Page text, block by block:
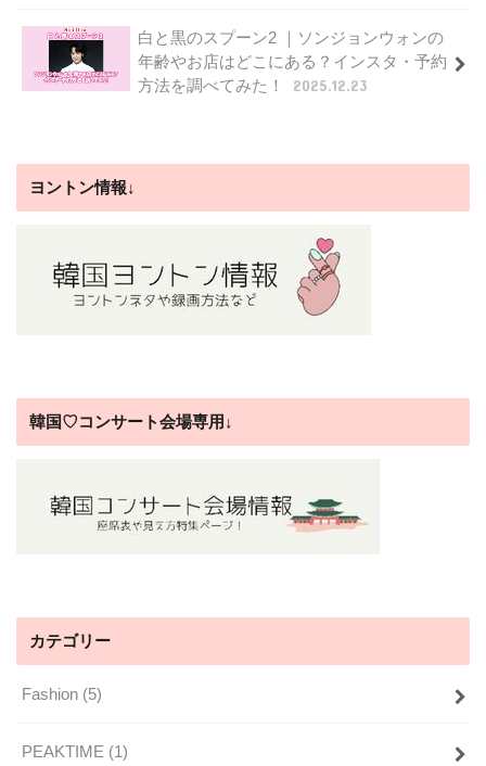
白と黒のスプーン2 ｜ソンジョンウォンの
年齢やお店はどこにある？インスタ・予約
方法を調べてみた！
2025.12.23
ヨントン情報↓
韓国♡コンサート会場専用↓
カテゴリー
Fashion (5)
PEAKTIME (1)